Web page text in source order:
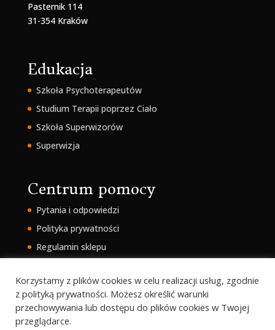
Pasternik 114
31-354 Kraków
Edukacja
Szkoła Psychoterapeutów
Studium Terapii poprzez Ciało
Szkoła Superwizorów
Superwizja
Centrum pomocy
Pytania i odpowiedzi
Polityka prywatności
Regulamin sklepu
Korzystamy z plików cookies w celu realizacji usług, zgodnie
z polityką prywatności. Możesz określić warunki
przechowywania lub dostępu do plików cookies w Twojej
przeglądarce.